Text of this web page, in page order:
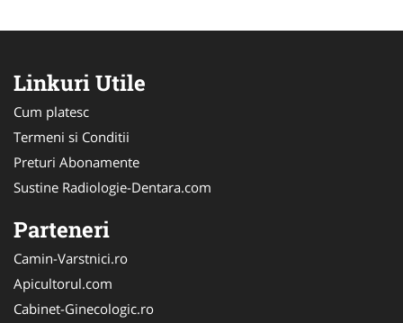
Linkuri Utile
Cum platesc
Termeni si Conditii
Preturi Abonamente
Sustine Radiologie-Dentara.com
Parteneri
Camin-Varstnici.ro
Apicultorul.com
Cabinet-Ginecologic.ro